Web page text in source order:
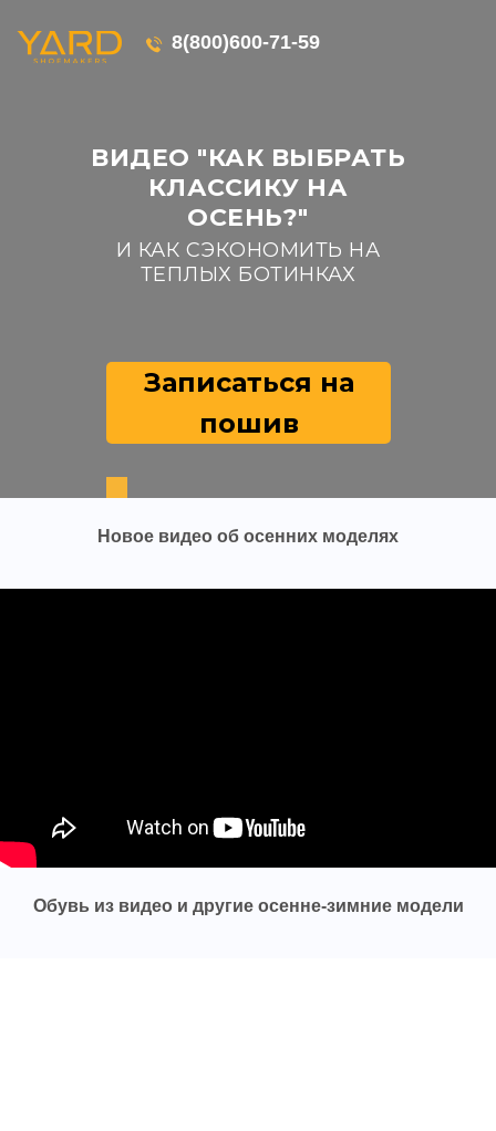
Записаться на
пошив
8(800)600-71-59
ВИДЕО "КАК ВЫБРАТЬ
КЛАССИКУ НА
ОСЕНЬ?"
И КАК СЭКОНОМИТЬ НА
ТЕПЛЫХ БОТИНКАХ
Новое видео об осенних моделях
Обувь из видео и другие осенне-зимние модели